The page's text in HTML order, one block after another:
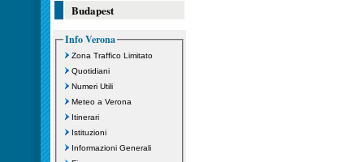
Budapest
Info Verona
Zona Traffico Limitato
Quotidiani
Numeri Utili
Meteo a Verona
Itinerari
Istituzioni
Informazioni Generali